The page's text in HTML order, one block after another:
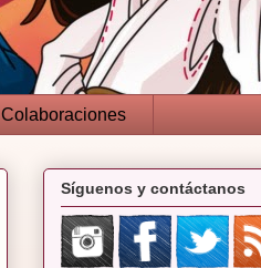
Colaboraciones
Síguenos y contáctanos